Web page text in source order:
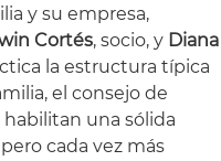
y su empresa,
Cortés, socio, y Diana
la estructura típica
el consejo de
habilitan una sólida
cada vez más